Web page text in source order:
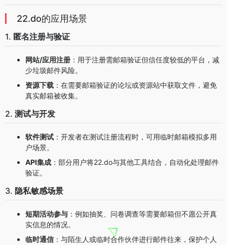
22.do的应用场景
1. 匿名注册与验证
网站/应用注册 ：用于注册需邮箱验证但信任度较低的平台，减
少垃圾邮件风险。
资源下载 ：在需要邮箱验证的论坛或资源站中获取文件，避免
真实邮箱被收集。
2. 测试与开发
软件测试 ：开发者在测试注册流程时，可用临时邮箱模拟多用
户场景。
API集成 ：部分用户将22.do与其他工具结合，自动化处理邮件
验证。
3. 隐私敏感场景
短期活动参与 ：例如抽奖、问卷调查等需要邮箱但不愿公开真
实信息的情况。
临时通信 ：与陌生人或临时合作伙伴进行邮件往来，保护个人